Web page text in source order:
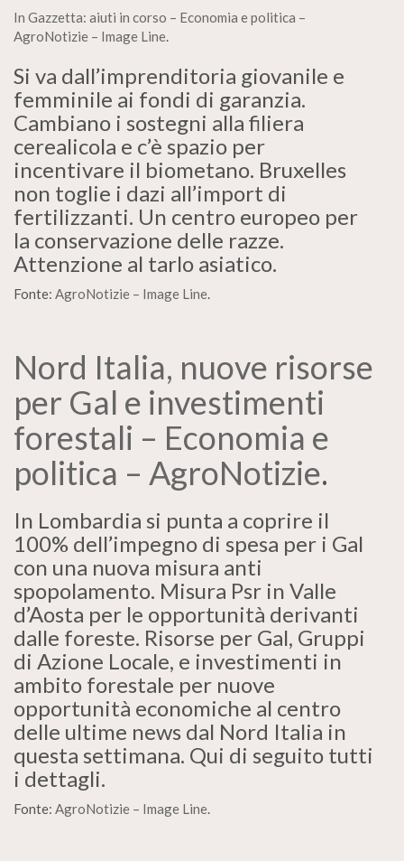
In Gazzetta: aiuti in corso – Economia e politica –
AgroNotizie – Image Line.
Si va dall’imprenditoria giovanile e
femminile ai fondi di garanzia.
Cambiano i sostegni alla filiera
cerealicola e c’è spazio per
incentivare il biometano. Bruxelles
non toglie i dazi all’import di
fertilizzanti. Un centro europeo per
la conservazione delle razze.
Attenzione al tarlo asiatico.
Fonte: AgroNotizie – Image Line.
Nord Italia, nuove risorse
per Gal e investimenti
forestali – Economia e
politica – AgroNotizie.
In Lombardia si punta a coprire il
100% dell’impegno di spesa per i Gal
con una nuova misura anti
spopolamento. Misura Psr in Valle
d’Aosta per le opportunità derivanti
dalle foreste. Risorse per Gal, Gruppi
di Azione Locale, e investimenti in
ambito forestale per nuove
opportunità economiche al centro
delle ultime news dal Nord Italia in
questa settimana. Qui di seguito tutti
i dettagli.
Fonte: AgroNotizie – Image Line.